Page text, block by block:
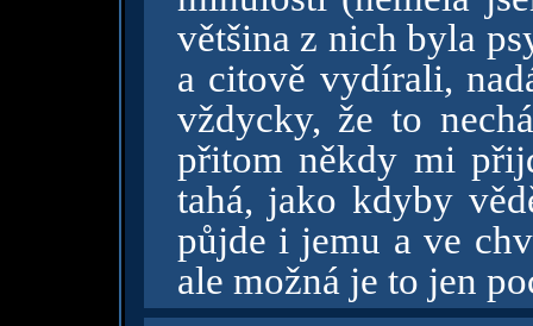
většina z nich byla
a citově vydírali,
vždycky, že to
přitom někdy mi
tahá, jako kdyby
půjde i jemu a ve
ale možná je to jen